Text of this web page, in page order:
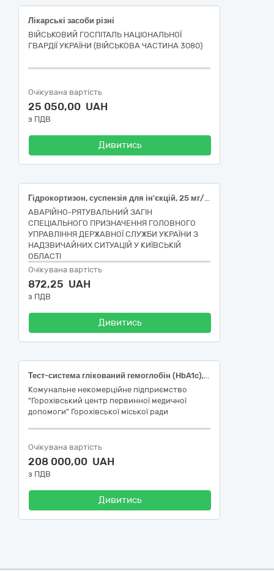
Лікарські засоби різні
ВІЙСЬКОВИЙ ГОСПІТАЛЬ НАЦІОНАЛЬНОЇ
ГВАРДІЇ УКРАЇНИ (ВІЙСЬКОВА ЧАСТИНА 3080)
Очікувана вартість
25 050,00 UAH
з ПДВ
Дивитись
Гідрокортизон, суспензія для ін'єкцій, 25 мг/мл, по 2 мл; Кофеїн-бензоат натрію, розчин для ін'єкцій, 100 мг/мл, по 1 мл; Кофеїн-бензоат натрію, таблетки, по 200 мг
АВАРІЙНО-РЯТУВАЛЬНИЙ ЗАГІН
СПЕЦІАЛЬНОГО ПРИЗНАЧЕННЯ ГОЛОВНОГО
УПРАВЛІННЯ ДЕРЖАВНОЇ СЛУЖБИ УКРАЇНИ З
НАДЗВИЧАЙНИХ СИТУАЦІЙ У КИЇВСЬКІЙ
ОБЛАСТІ
Очікувана вартість
872,25 UAH
з ПДВ
Дивитись
Тест-система глікований гемоглобін (HbA1c), Код НК 024:2023: 53316 Глікований гемоглобін (HbA1c) IVD (діагностика in vitro ), реагент, Код НК 031:2024: W0103010299 інші аналізи на гемоглобін (типи) – інше; Тест-система ліпідограма (TC/TG/HDL-C/LDL-C), Код НК 024:2023: 53357 Множинні ліпідні аналіти IVD (діагностика in vitro ), реагент, Код НК 031:2024 W01010228 загальні ліпіди; Тест-система K/Na/Cl/Ca Код НК 024:2023: 52858 Множинні аналіти газів крові/гемоксиметрія/електроліти IVD (діагностика in vitro ), набір, комбінація методів аналізу, Код НК 031:2024 W01010308 калій; Тест-система ниркова панель (Urea/ Crea/ UA) Код НК 024:2023: 52904 Множинні ферменти клінічної хімії IVD (діагностика in vitro ), реагент, Код НК 031:2024 W01010204 сечовина/азот сечовини в крові; Тест-система ACR (mALB/Ucr), Код НК 024:2023: 52904 Множинні ферменти клінічної хімії IVD (діагностика in vitro ), реагент, Код НК 031:2024 W01010204 сечовина/азот сечовини в крові
Комунальне некомерційне підприємство
"Горохівський центр первинної медичної
допомоги" Горохівської міської ради
Очікувана вартість
208 000,00 UAH
з ПДВ
Дивитись